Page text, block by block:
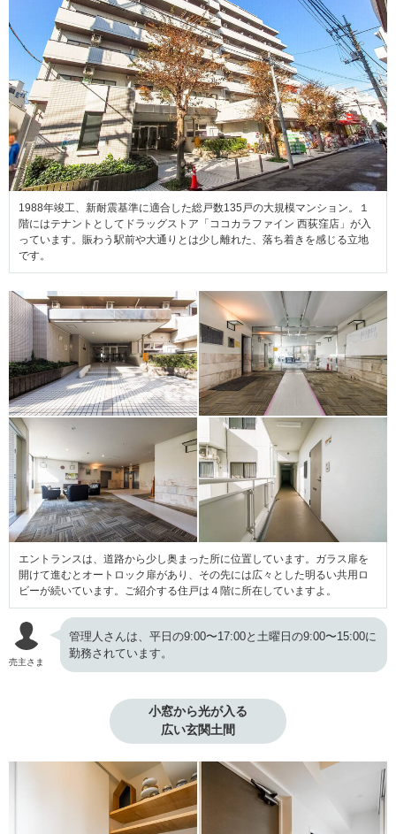
1988年竣工、新耐震基準に適合した総戸数135戸の大規模マンション。１
階にはテナントとしてドラッグストア「ココカラファイン 西荻窪店」が入
っています。賑わう駅前や大通りとは少し離れた、落ち着きを感じる立地
です。
エントランスは、道路から少し奥まった所に位置しています。ガラス扉を
開けて進むとオートロック扉があり、その先には広々とした明るい共用ロ
ビーが続いています。ご紹介する住戸は４階に所在していますよ。
売主さま
管理人さんは、平日の9:00〜17:00と土曜日の9:00〜15:00に
勤務されています。
小窓から光が入る
広い玄関土間